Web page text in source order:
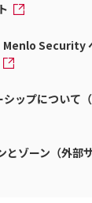
Menlo Security
ップについて
ゾーン（外部